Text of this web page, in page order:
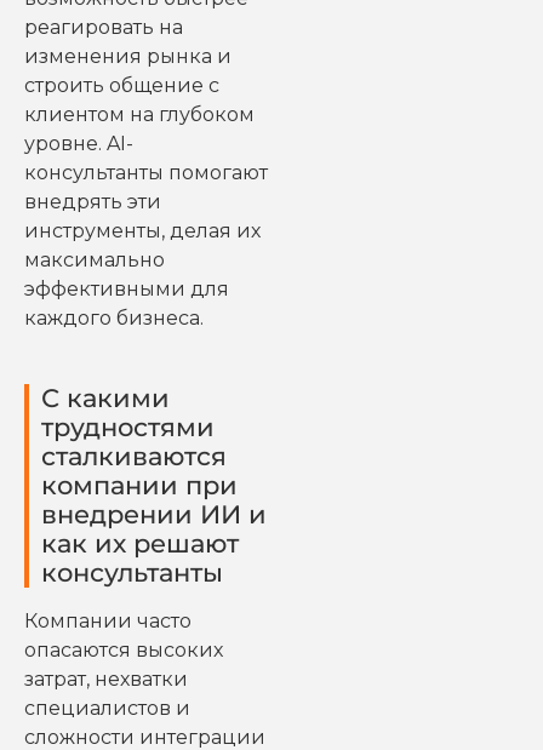
реагировать на
изменения рынка и
строить общение с
клиентом на глубоком
уровне. AI-
консультанты помогают
внедрять эти
инструменты, делая их
максимально
эффективными для
каждого бизнеса.
С какими
трудностями
сталкиваются
компании при
внедрении ИИ и
как их решают
консультанты
Компании часто
опасаются высоких
затрат, нехватки
специалистов и
сложности интеграции